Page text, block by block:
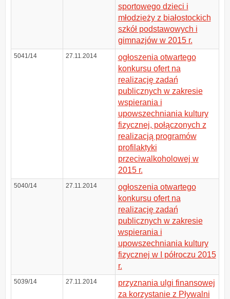
sportowego dzieci i
młodzieży z białostockich
szkół podstawowych i
gimnazjów w 2015 r.
5041/14 27.11.2014
ogłoszenia otwartego
konkursu ofert na
realizację zadań
publicznych w zakresie
wspierania i
upowszechniania kultury
fizycznej, połączonych z
realizacją programów
profilaktyki
przeciwalkoholowej w
2015 r.
5040/14 27.11.2014
ogłoszenia otwartego
konkursu ofert na
realizację zadań
publicznych w zakresie
wspierania i
upowszechniania kultury
fizycznej w I półroczu 2015
r.
5039/14 27.11.2014
przyznania ulgi finansowej
za korzystanie z Pływalni